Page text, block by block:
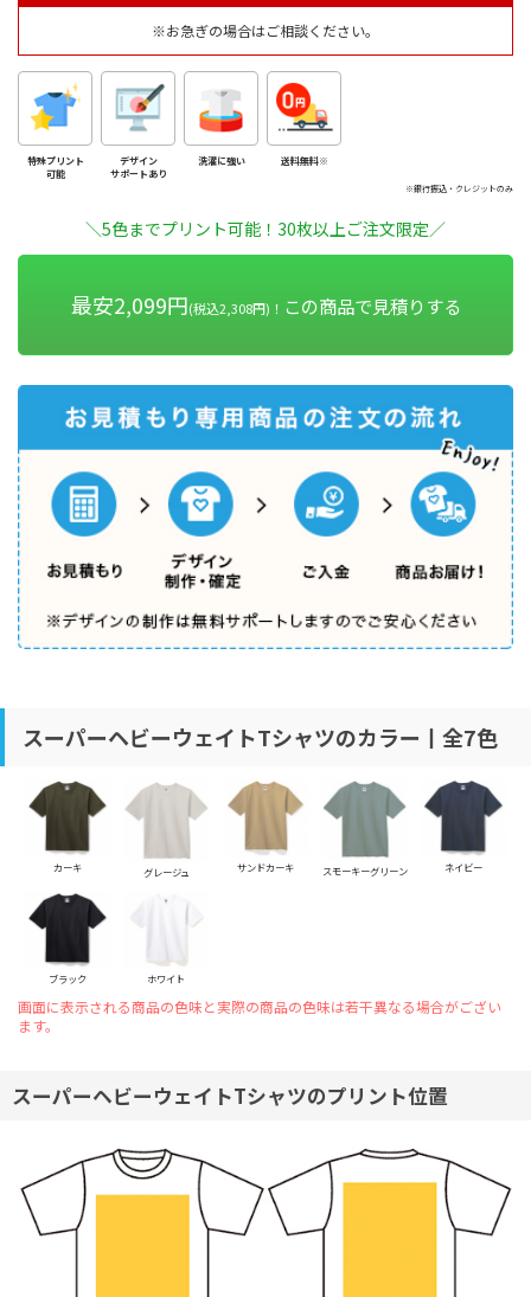
※お急ぎの場合はご相談ください。
特殊プリント
可能
デザイン
サポートあり
洗濯に強い 送料無料※
※銀行振込・クレジットのみ
＼5色までプリント可能！30枚以上ご注文限定／
最安2,099円(税込2,308円)！ この商品で見積りする
スーパーヘビーウェイトTシャツのカラー丨全7色
カーキ グレージュ サンドカーキ スモーキーグリーン ネイビー
ブラック ホワイト
画面に表示される商品の色味と実際の商品の色味は若干異なる場合がござい
ます。
スーパーヘビーウェイトTシャツのプリント位置